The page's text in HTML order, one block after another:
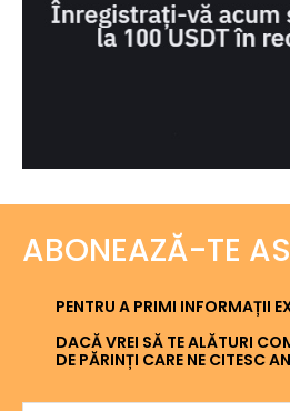
ABONEAZĂ-TE
PENTRU A PRIMI INFORMAȚII
DACĂ VREI SĂ TE ALĂTURI
DE PĂRINȚI CARE NE CITESC